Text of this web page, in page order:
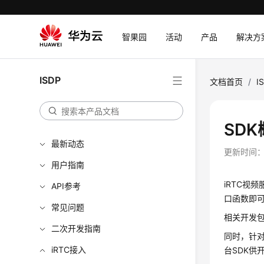
智果园 活动 产品 解决方
ISDP
最新动态
用户指南
API参考
常见问题
二次开发指南
iRTC接入
文档首页 /
SDK
更新时间
iRTC视频
口函数即
相关开发
同时，针
台SDK供